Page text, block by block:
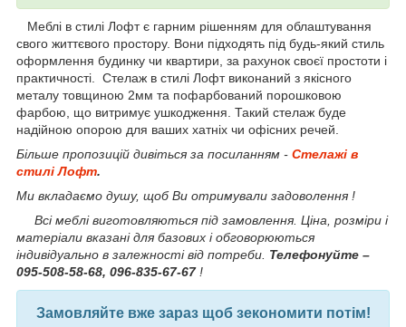
Меблі в стилі Лофт є гарним рішенням для облаштування
свого життєвого простору. Вони підходять під будь-який стиль
оформлення будинку чи квартири, за рахунок своєї простоти і
практичності. Стелаж в стилі Лофт виконаний з якісного
металу товщиною 2мм та пофарбований порошковою
фарбою, що витримує ушкодження. Такий стелаж буде
надійною опорою для ваших хатніх чи офісних речей.
Більше пропозицій дивіться за посиланням - Стелажі в
стилі Лофт.
Ми вкладаємо душу, щоб Ви отримували задоволення !
Всі меблі виготовляються під замовлення. Ціна, розміри і
матеріали вказані для базових і обговорюються
індивідуально в залежності від потреби. Телефонуйте –
095-508-58-68, 096-835-67-67 !
Замовляйте вже зараз щоб зекономити потім!